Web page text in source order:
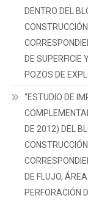
DENTRO DEL
DE SUPERFICIE
POZOS DE
“ESTUDIO DE
DE 2012) DEL
DE FLUJO,
PERFORACIÓN